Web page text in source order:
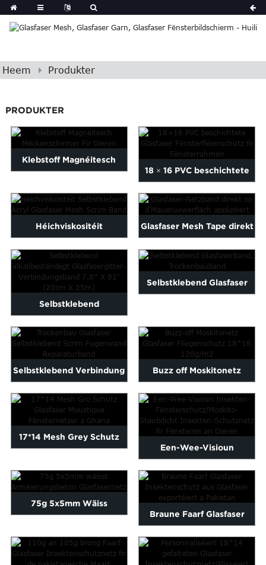
Heem Produkter
PRODUKTER
Klebstoff Magnéitesch
18 × 16 PVC beschichtete
Glasfaser Fënster
Fliegenschutz ...
Héichviskositéit
Selbstklebend Acrylfaser...
Glasfaser Mesh Tape direkt
op d'Waasser applizéiert ...
Selbstklebend
alkalibeständeg
Glasfasernetz ...
Selbstklebend Glasfaser
Mesh ...
Selbstklebend Verbindung
aus Trockenbaufaser aus
Glasfaser...
Buzz off Moskitonetz
Glasfaser Fliegenschutz
18*...
17*14 Mesh Grey Schutz
Een-Wee-Visioun
Insektenschutz / Moskito-
Schutz ...
75g 5x5mm Wäiss
Glasfaser...
Braune Faarf Glasfaser
Insektenschutz exportéiert
t ...